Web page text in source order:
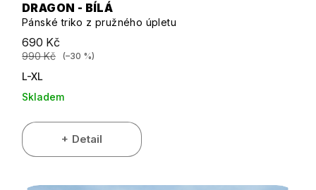
DRAGON - BÍLÁ
Pánské triko z pružného úpletu
690 Kč
990 Kč (–30 %)
L-XL
Skladem
Detail